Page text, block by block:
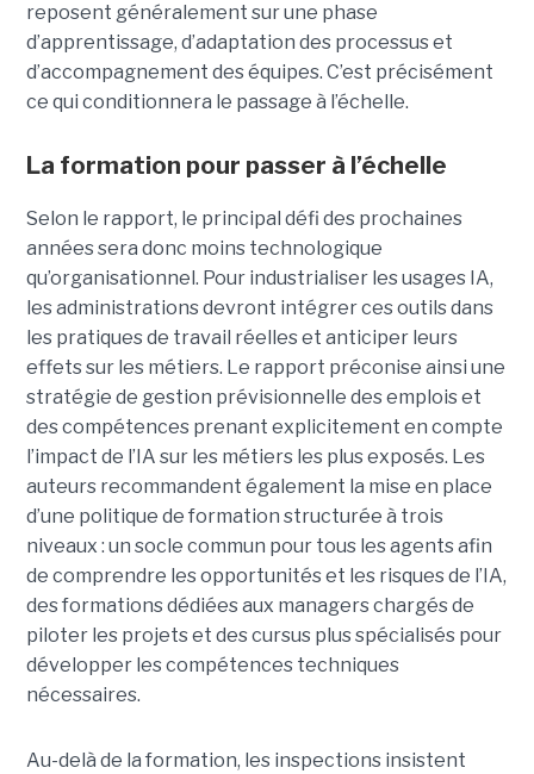
reposent généralement sur une phase
d’apprentissage, d’adaptation des processus et
d’accompagnement des équipes. C’est précisément
ce qui conditionnera le passage à l’échelle.
La formation pour passer à l’échelle
Selon le rapport, le principal défi des prochaines
années sera donc moins technologique
qu’organisationnel. Pour industrialiser les usages IA,
les administrations devront intégrer ces outils dans
les pratiques de travail réelles et anticiper leurs
effets sur les métiers. Le rapport préconise ainsi une
stratégie de gestion prévisionnelle des emplois et
des compétences prenant explicitement en compte
l’impact de l’IA sur les métiers les plus exposés. Les
auteurs recommandent également la mise en place
d’une politique de formation structurée à trois
niveaux : un socle commun pour tous les agents afin
de comprendre les opportunités et les risques de l’IA,
des formations dédiées aux managers chargés de
piloter les projets et des cursus plus spécialisés pour
développer les compétences techniques
nécessaires.
Au-delà de la formation, les inspections insistent